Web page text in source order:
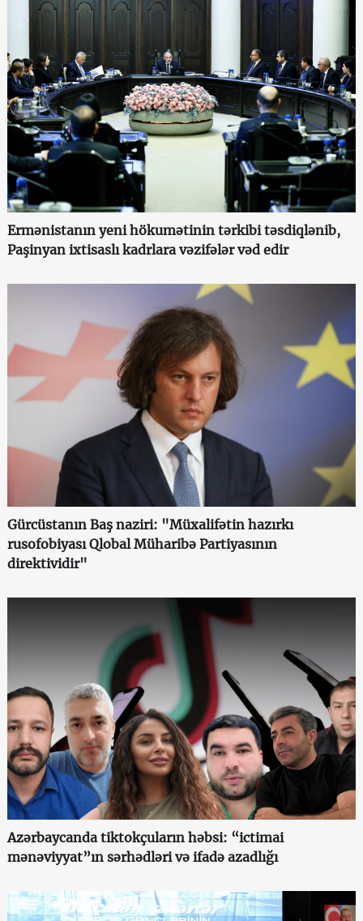
Ermənistanın yeni hökumətinin tərkibi təsdiqlənib,
Paşinyan ixtisaslı kadrlara vəzifələr vəd edir
Gürcüstanın Baş naziri: "Müxalifətin hazırkı
rusofobiyası Qlobal Müharibə Partiyasının
direktividir"
Azərbaycanda tiktokçuların həbsi: “ictimai
mənəviyyat”ın sərhədləri və ifadə azadlığı